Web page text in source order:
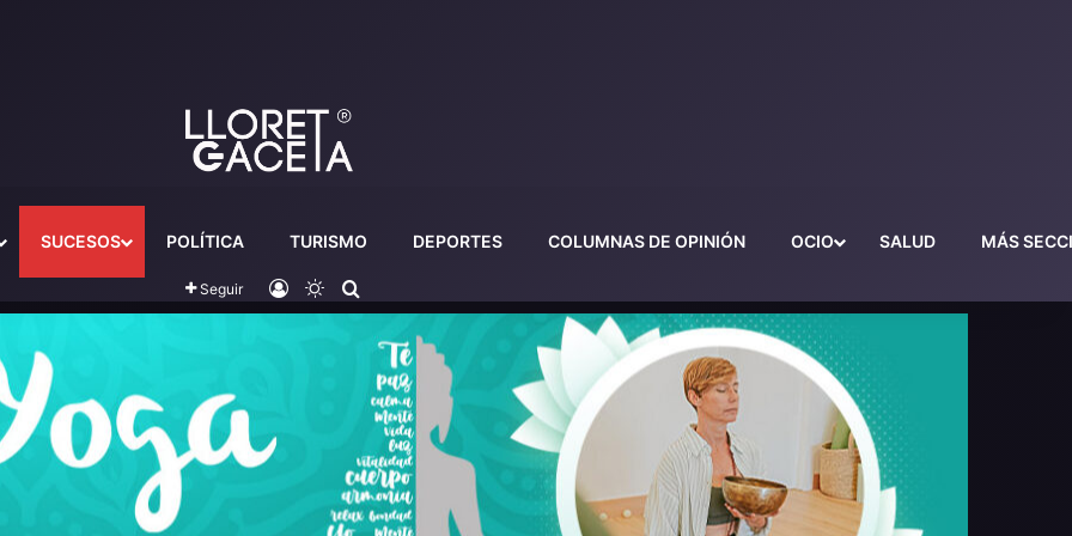
SUCESOS POLÍTICA TURISMO DEPORTES COLUMNAS DE OPINIÓN OCIO SALUD MÁS
Seguir Iniciar sesión
Switch skin